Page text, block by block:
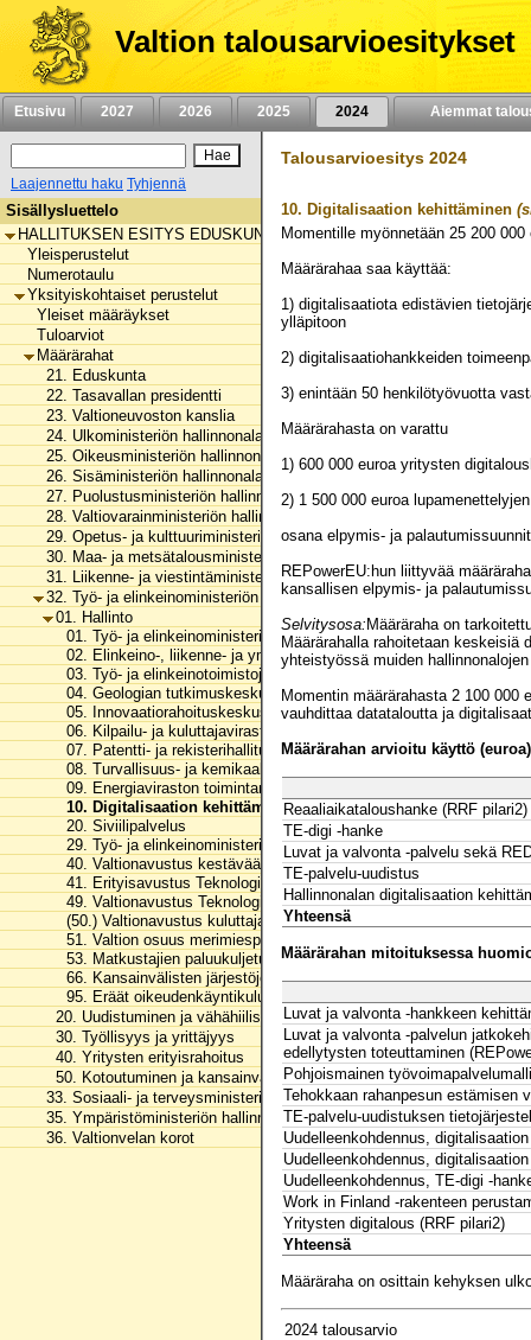
Siirry
sisältöön
Valtion talousarvioesitykset
Etusivu 2027 2026 2025 2024 Aiemmat
Laajennettu haku Tyhjennä
Sisällysluettelo
HALLITUKSEN ESITYS EDUSKUNNALLE VALTION TALOUSARVIOKSI
Yleisperustelut
Numerotaulu
Yksityiskohtaiset perustelut
Yleiset määräykset
Tuloarviot
Määrärahat
21. Eduskunta
22. Tasavallan presidentti
23. Valtioneuvoston kanslia
24. Ulkoministeriön hallinnonala
25. Oikeusministeriön hallinnonala
26. Sisäministeriön hallinnonala
27. Puolustusministeriön hallinnonala
28. Valtiovarainministeriön hallinnonala
29. Opetus- ja kulttuuriministeriön hallinnonala
30. Maa- ja metsätalousministeriön hallinnonala
31. Liikenne- ja viestintäministeriön hallinnonala
32. Työ- ja elinkeinoministeriön hallinnonala
01. Hallinto
01. Työ- ja elinkeinoministeriön toimintamenot
02. Elinkeino-, liikenne- ja ympäristökeskusten toimintamenot
03. Työ- ja elinkeinotoimistojen toimintamenot
04. Geologian tutkimuskeskuksen toimintamenot
05. Innovaatiorahoituskeskus Business Finlandin toimintamenot
06. Kilpailu- ja kuluttajaviraston toimintamenot
07. Patentti- ja rekisterihallituksen toimintamenot
08. Turvallisuus- ja kemikaaliviraston toimintamenot
09. Energiaviraston toimintamenot
10. Digitalisaation kehittäminen
20. Siviilipalvelus
29. Työ- ja elinkeinoministeriön hallinnonalan arvonlisäveromenot
40. Valtionavustus kestävää kasvupolitiikkaa edistäville toimijoille
41. Erityisavustus Teknologian tutkimuskeskus VTT Oy:n
49. Valtionavustus Teknologian tutkimuskeskus VTT Oy:n
(50.) Valtionavustus kuluttajajärjestölle
51. Valtion osuus merimiespalvelutoiminnasta
53. Matkustajien paluukuljetukset ja korvaukset
66. Kansainvälisten järjestöjen jäsenmaksut ja rahoitusosuudet
95. Eräät oikeudenkäyntikulut ja korvaukset
20. Uudistuminen ja vähähiilisyys
30. Työllisyys ja yrittäjyys
40. Yritysten erityisrahoitus
50. Kotoutuminen ja kansainvälinen osaaminen
33. Sosiaali- ja terveysministeriön hallinnonala
35. Ympäristöministeriön hallinnonala
36. Valtionvelan korot
Talousarvioesitys 2024
10. Digitalisaation kehittäminen
Momentille myönnetään 25 200 000
Määrärahaa saa käyttää:
1) digitalisaatiota edistävien
ylläpitoon
2) digitalisaatiohankkeiden
3) enintään 50 henkilötyövuotta
Määrärahasta on varattu
1) 600 000 euroa yritysten
2) 1 500 000 euroa
osana elpymis- ja
REPowerEU:hun liittyvää
kansallisen elpymis- ja
Selvitysosa: Määräraha on
Määrärahalla rahoitetaan
yhteistyössä muiden
Momentin määrärahasta 2 100 000
vauhdittaa datataloutta ja
Määrärahan arvioitu käyttö (euroa)
Reaaliaikataloushanke (RRF pilari2)
TE-digi -hanke
Luvat ja valvonta -palvelu sekä
TE-palvelu-uudistus
Hallinnonalan digitalisaation
Yhteensä
Määrärahan mitoituksessa
Luvat ja valvonta -hankkeen
Luvat ja valvonta -palvelun
edellytysten toteuttaminen
Pohjoismainen
Tehokkaan rahanpesun estämisen
TE-palvelu-uudistuksen
Uudelleenkohdennus,
Uudelleenkohdennus,
Uudelleenkohdennus, TE-digi -
Work in Finland -rakenteen
Yritysten digitalous (RRF pilari2)
Yhteensä
Määräraha on osittain kehyksen
2024 talousarvio